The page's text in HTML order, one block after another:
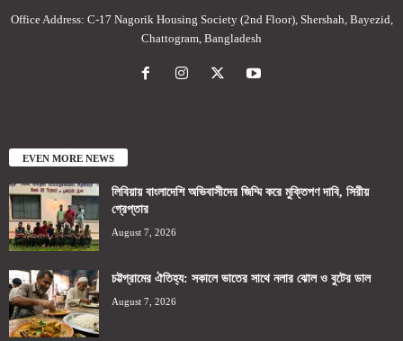
Office Address: C-17 Nagorik Housing Society (2nd Floor), Shershah, Bayezid,
Chattogram, Bangladesh
EVEN MORE NEWS
লিবিয়ায় বাংলাদেশি অভিবাসীদের জিম্মি করে মুক্তিপণ দাবি, সিরীয়
গ্রেপ্তার
August 7, 2026
চট্টগ্রামের ঐতিহ্য: সকালে ভাতের সাথে নলার ঝোল ও বুটের ডাল
August 7, 2026